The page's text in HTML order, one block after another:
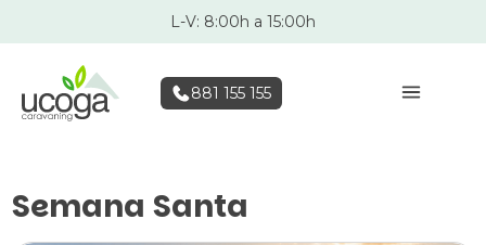
L-V: 8:00h a 15:00h
881 155 155
Semana Santa